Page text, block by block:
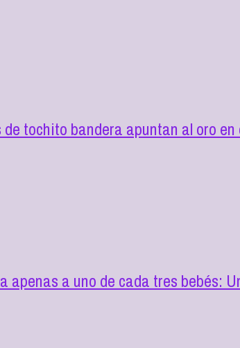
tochito bandera apuntan al oro en
apenas a uno de cada tres bebés: